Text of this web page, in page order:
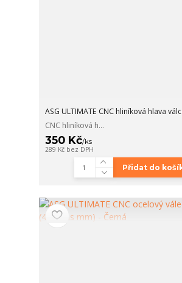
ASG ULTIMATE CNC hliníková hlava
CNC hliníková h...
350 Kč/ks
289 Kč bez DPH
Přidat do